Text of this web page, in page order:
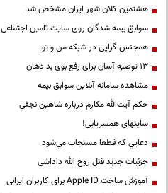
هشتمین کلان شهر ایران مشخص شد
سوابق بیمه شدگان روی سایت تامین اجتماعی
همجنس گرایی در شبکه من و تو
13 توصیه آسان برای رفع بوی بد دهان
مشاهده سامانه آنلاين سوابق بیمه
حكم آيت‌الله مكارم درباره شاهين نجفي
سایتهای همسریابی!
دعايي كه قطعا مستجاب مي‌شود
جزئیات جدید قتل روح الله داداشی
آموزش ساخت Apple ID برای کاربران ایرانی